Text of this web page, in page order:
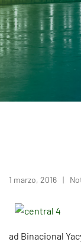
1 marzo, 2016
ad Binacional